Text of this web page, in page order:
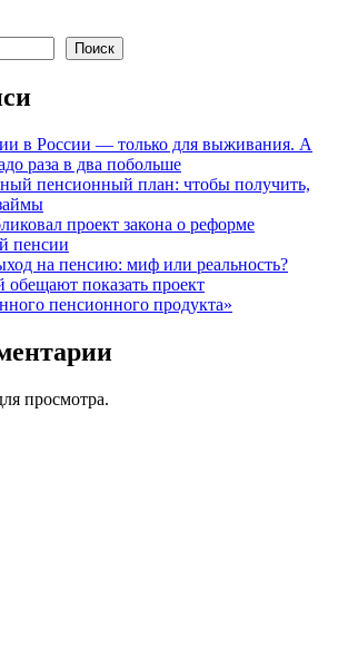
Поиск
в России — только для выживания. А
раза в два побольше
пенсионный план: чтобы получить,
проект закона о реформе
пенсии
на пенсию: миф или реальность?
обещают показать проект
пенсионного продукта»
просмотра.